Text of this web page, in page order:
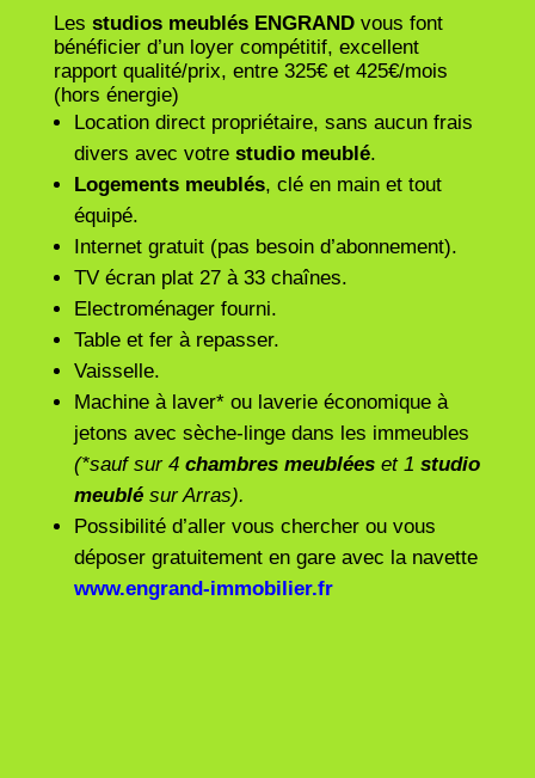
Les studios meublés ENGRANDvous font
bénéficier d’un loyer compétitif, excellent
rapport qualité/prix, entre 325€ et 425€/mois
(hors énergie)
Location direct propriétaire, sans aucun frais
divers avec votre studio meublé.
Logements meublés, clé en main et tout
équipé.
Internet gratuit (pas besoin d’abonnement).
TV écran plat 27 à 33 chaînes.
Electroménager fourni.
Table et fer à repasser.
Vaisselle.
Machine à laver* ou laverie économique à
jetons avec sèche-linge dans les immeubles
(*sauf sur 4 chambres meubléeset 1 studio
meublésur Arras).
Possibilité d’aller vous chercher ou vous
déposer gratuitement en gare avec la navette
www.engrand-immobilier.fr